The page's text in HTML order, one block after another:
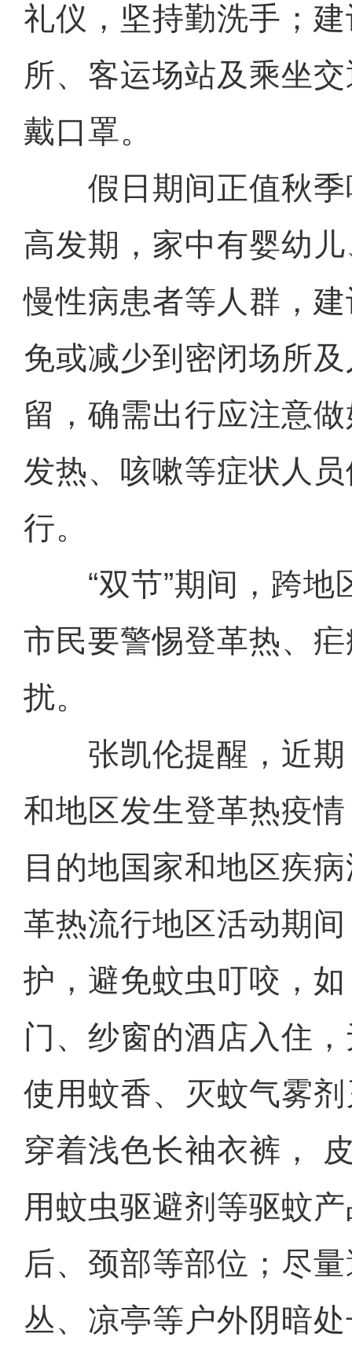
礼仪，坚持勤洗手；
所、客运场站及乘坐
戴口罩。
假日期间正值秋季
高发期，家中有婴幼
慢性病患者等人群，
免或减少到密闭场所
留，确需出行应注意
发热、咳嗽等症状人
行。
“双节”期间，跨地
市民要警惕登革热、
扰。
张凯伦提醒，近期
和地区发生登革热疫
目的地国家和地区疾
革热流行地区活动期
护，避免蚊虫叮咬，
门、纱窗的酒店入住
使用蚊香、灭蚊气雾
穿着浅色长袖衣裤，
用蚊虫驱避剂等驱蚊
后、颈部等部位；尽
丛、凉亭等户外阴暗